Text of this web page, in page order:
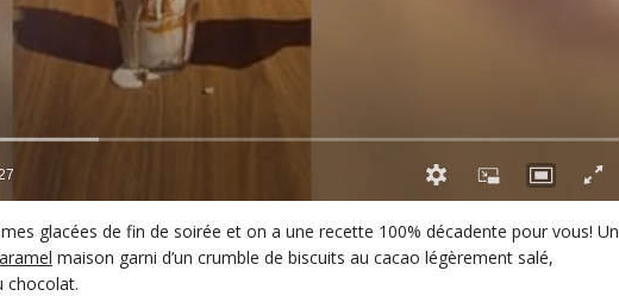
glacées de fin de soirée et on a une recette 100% décadente pour vous! Un
maison garni d’un crumble de biscuits au cacao légèrement salé,
chocolat.